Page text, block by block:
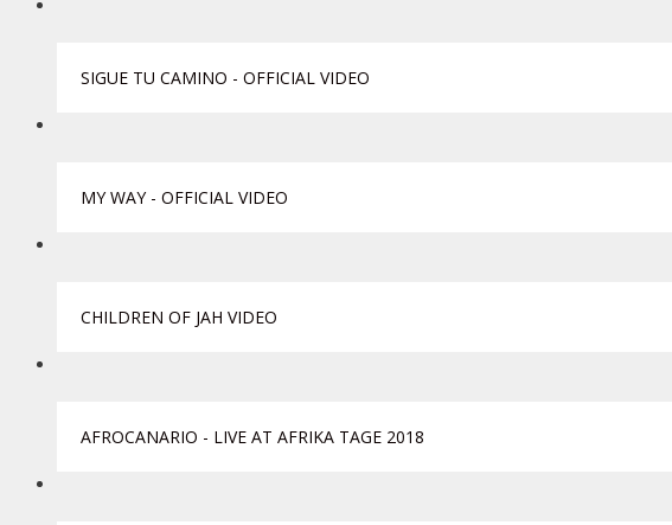
SIGUE TU CAMINO - OFFICIAL VIDEO
MY WAY - OFFICIAL VIDEO
CHILDREN OF JAH VIDEO
AFROCANARIO - LIVE AT AFRIKA TAGE 2018